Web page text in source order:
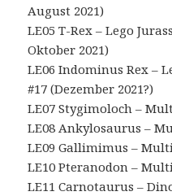
August 2021)
LE05 T-Rex – Lego
Oktober 2021)
LE06 Indominus Rex –
#17 (Dezember 2021?)
LE07 Stygimoloch –
LE08 Ankylosaurus –
LE09 Gallimimus –
LE10 Pteranodon –
LE11 Carnotaurus –